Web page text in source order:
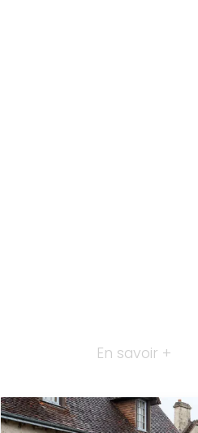
En savoir +